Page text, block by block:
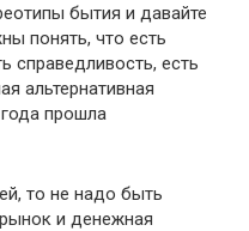
бытия и давайте
понять, что есть
справедливость, есть
альтернативная
прошла
то не надо быть
и денежная